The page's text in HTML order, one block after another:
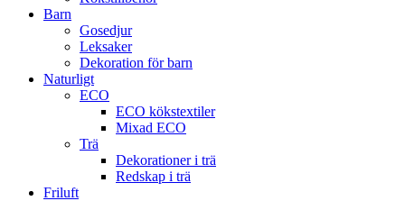
Barn
Gosedjur
Leksaker
Dekoration för barn
Naturligt
ECO
ECO kökstextiler
Mixad ECO
Trä
Dekorationer i trä
Redskap i trä
Friluft